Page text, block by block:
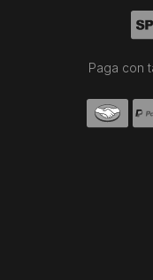
Paga con